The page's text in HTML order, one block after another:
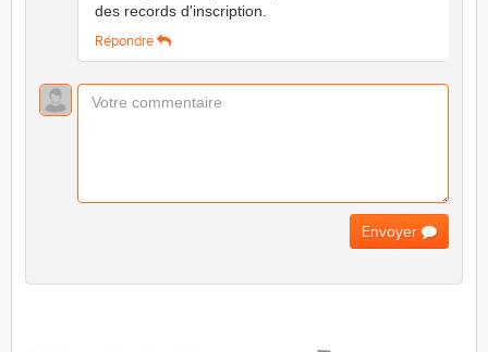
des records d'inscription.
Répondre
Envoyer